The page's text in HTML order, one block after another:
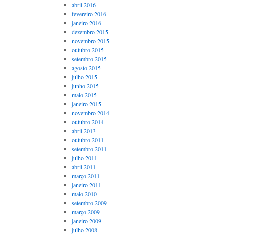
abril 2016
fevereiro 2016
janeiro 2016
dezembro 2015
novembro 2015
outubro 2015
setembro 2015
agosto 2015
julho 2015
junho 2015
maio 2015
janeiro 2015
novembro 2014
outubro 2014
abril 2013
outubro 2011
setembro 2011
julho 2011
abril 2011
março 2011
janeiro 2011
maio 2010
setembro 2009
março 2009
janeiro 2009
julho 2008